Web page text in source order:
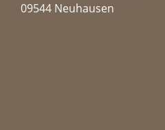
09544 Neuhausen